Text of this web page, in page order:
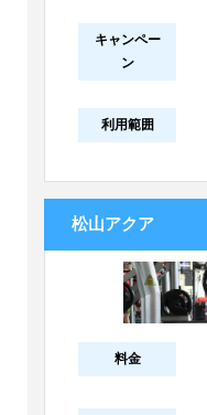
キャンペー
ン
利用範囲
松山アクア
料金